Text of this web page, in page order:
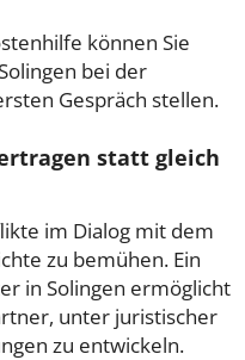
können Sie
bei der
Gespräch stellen.
statt gleich
im Dialog mit dem
zu bemühen. Ein
in Solingen ermöglicht
unter juristischer
zu entwickeln.